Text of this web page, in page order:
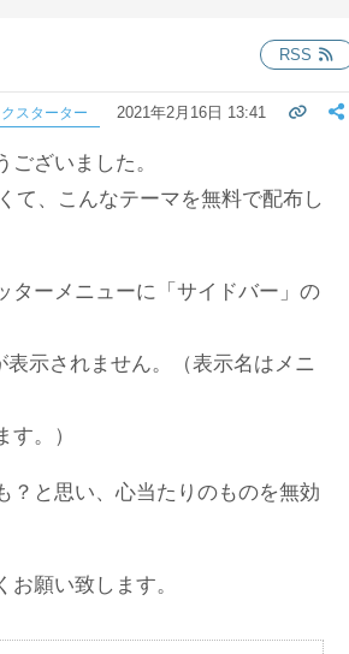
RSS
クスターター 2021年2月16日 13:41
ざいました。
て、こんなテーマを無料で配布し
ターメニューに「サイドバー」の
表示されません。（表示名はメニ
。）
？と思い、心当たりのものを無効
願い致します。